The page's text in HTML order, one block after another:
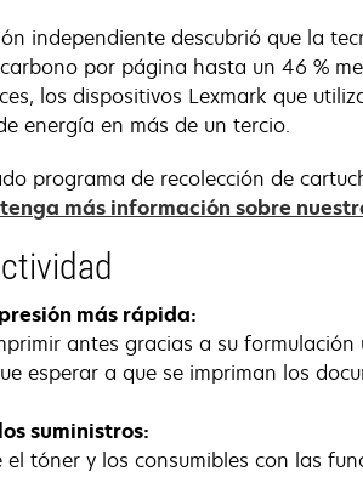
independiente descubrió que la
por página hasta un 46 %
los dispositivos Lexmark que
energía en más de un tercio.
programa de recolección de
más información sobre
más rápida:
antes gracias a su
esperar a que se impriman los
suministros:
el tóner y los consumibles con las